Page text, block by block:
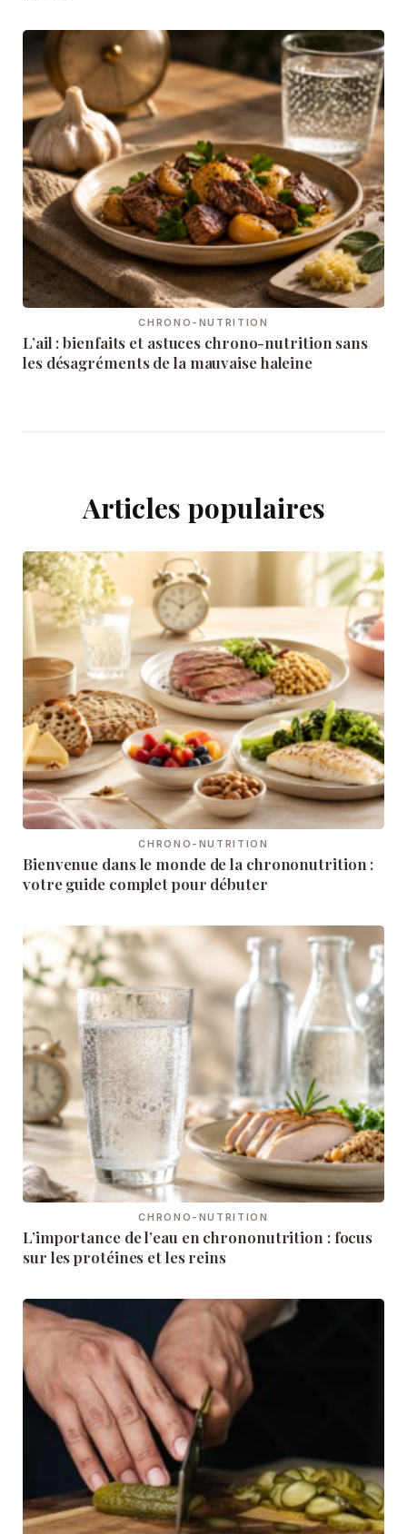
CHRONO-NUTRITION
L’ail : bienfaits et astuces chrono-nutrition sans
les désagréments de la mauvaise haleine
Articles populaires
CHRONO-NUTRITION
Bienvenue dans le monde de la chrononutrition :
votre guide complet pour débuter
CHRONO-NUTRITION
L’importance de l’eau en chrononutrition : focus
sur les protéines et les reins